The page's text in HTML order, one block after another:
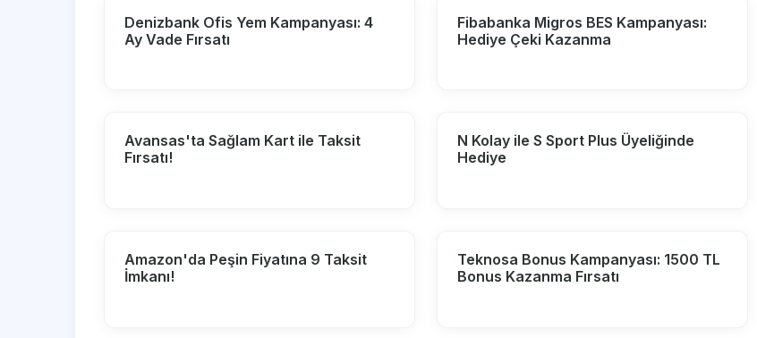
Denizbank Ofis Yem Kampanyası: 4
Ay Vade Fırsatı
Fibabanka Migros BES Kampanyası:
Hediye Çeki Kazanma
Avansas'ta Sağlam Kart ile Taksit
Fırsatı!
N Kolay ile S Sport Plus Üyeliğinde
Hediye
Amazon'da Peşin Fiyatına 9 Taksit
İmkanı!
Teknosa Bonus Kampanyası: 1500 TL
Bonus Kazanma Fırsatı